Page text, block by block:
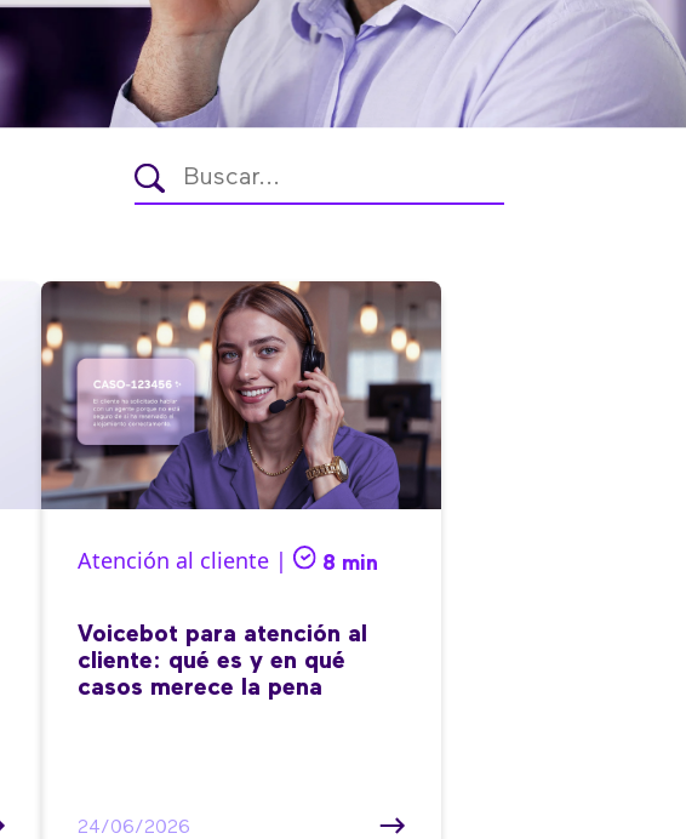
Atención al cliente | 8 min
Voicebot para atención al
cliente: qué es y en qué
casos merece la pena
24/06/2026